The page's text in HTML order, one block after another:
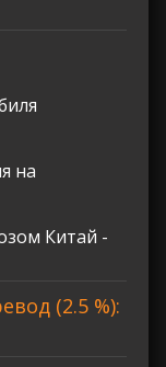
на
Китай -
(2.5 %):